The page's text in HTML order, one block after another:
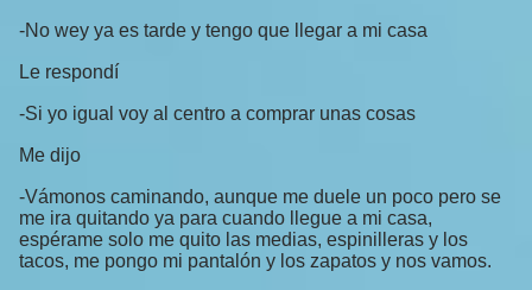
-No wey ya es tarde y tengo que llegar a mi casa
Le respondí
-Si yo igual voy al centro a comprar unas cosas
Me dijo
-Vámonos caminando, aunque me duele un poco pero se
me ira quitando ya para cuando llegue a mi casa,
espérame solo me quito las medias, espinilleras y los
tacos, me pongo mi pantalón y los zapatos y nos vamos.